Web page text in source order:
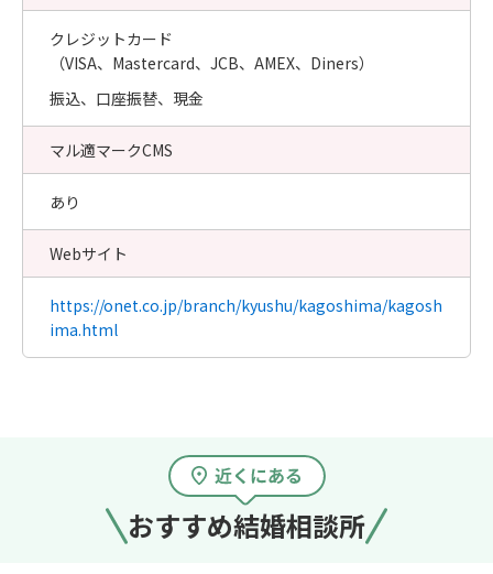
クレジットカード
（VISA、Mastercard、JCB、AMEX、Diners）
振込、口座振替、現金
マル適マークCMS
あり
Webサイト
https://onet.co.jp/branch/kyushu/kagoshima/kagosh
ima.html
おすすめ結婚相談所